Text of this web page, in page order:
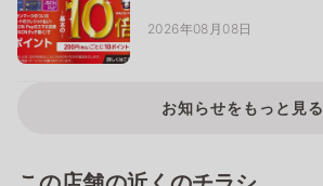
2026年08月08日
お知らせをもっと見る